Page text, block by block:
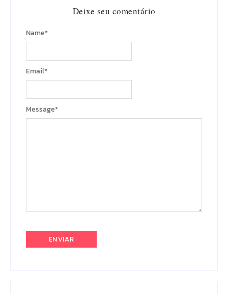
Deixe seu comentário
Message*
Name*
Email*